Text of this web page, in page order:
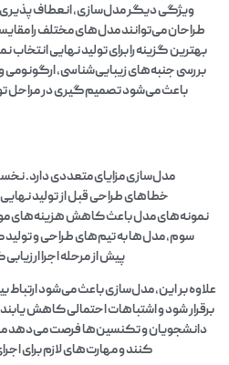
ویژگی دیگر مدل‌سازی، انعطاف‌پذیری
طراحان می‌توانند مدل‌های مختلف را
بهترین گزینه را برای تولید نهایی انتخاب
بررسی جنبه‌های زیبایی‌شناسی،
باعث می‌شود تصمیم‌گیری در مراحل
مدل‌سازی مزایای متعددی دارد.
خطاهای طراحی قبل از تولید
نمونه‌های مدل باعث کاهش هزینه‌های
سوم، مدل‌ها به تیم‌های طراحی و
پیش از مرحله اجرا
علاوه بر این، مدل‌سازی باعث می‌شود ارتباط
برقرار شود و اشتباهات احتمالی کاهش
دانشجویان و تکنسین‌ها فرصت می‌دهد
کنند و مهارت‌های لازم برای